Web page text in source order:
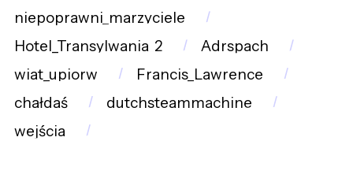
niepoprawni_marzyciele
Hotel_Transylwania_2
Adrspach
wiat_upiorw
Francis_Lawrence
chałdaś
dutchsteammachine
wejścia